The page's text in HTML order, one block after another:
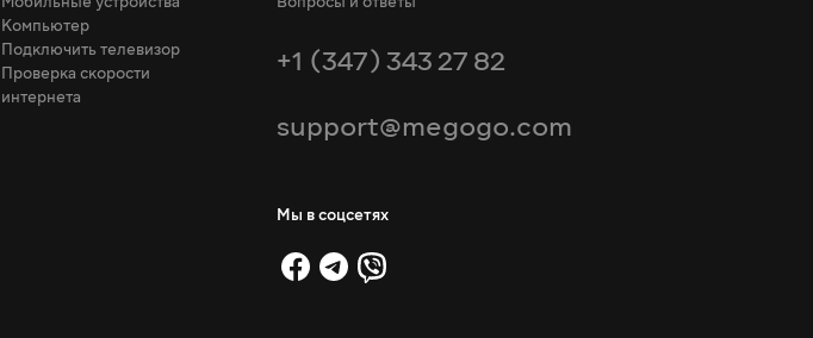
Компьютер
Подключить телевизор
Проверка скорости
интернета
+1 (347) 343 27 82
support@megogo.com
Мы в соцсетях